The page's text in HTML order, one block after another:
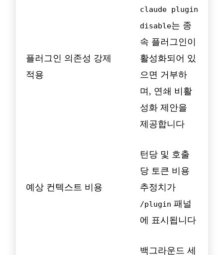
플러그인 의존성 강제
적용
claude plugin
disable는 종
속 플러그인이
활성화되어 있
으면 거부하
며, 연쇄 비활
성화 제안을
제공합니다
예상 컨텍스트 비용
턴당 및 호출
당 토큰 비용
추정치가
/plugin 패널
에 표시됩니다
백그라운드 세